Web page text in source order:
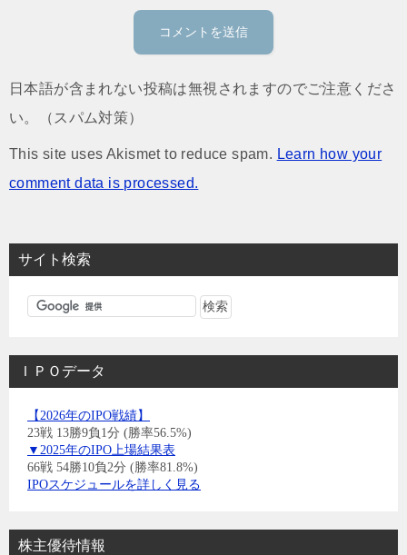
日本語が含まれない投稿は無視されますのでご注意くださ
い。（スパム対策）
This site uses Akismet to reduce spam. Learn how your
comment data is processed.
サイト検索
ＩＰＯデータ
【2026年のIPO戦績】
23戦 13勝9負1分 (勝率56.5%)
▼2025年のIPO上場結果表
66戦 54勝10負2分 (勝率81.8%)
IPOスケジュールを詳しく見る
株主優待情報